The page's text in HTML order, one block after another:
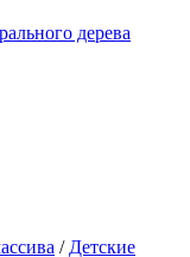
дерева
/ Детские